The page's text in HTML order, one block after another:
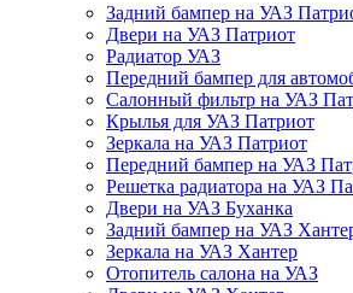
Задний бампер на УАЗ
Двери на УАЗ Патриот
Радиатор УАЗ
Передний бампер для
Салонный фильтр на УАЗ
Крылья для УАЗ Патриот
Зеркала на УАЗ Патриот
Передний бампер на УАЗ
Решетка радиатора на УАЗ
Двери на УАЗ Буханка
Задний бампер на УАЗ
Зеркала на УАЗ Хантер
Отопитель салона на УАЗ